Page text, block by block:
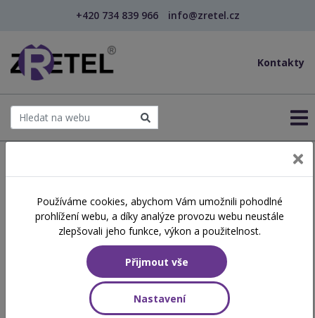
+420 734 839 966 info@zretel.cz
Kontakty
šablony
Jak na rozvoj výtvarných
dovedností dětí
předškolního věku?
(webinář)
Používáme cookies, abychom Vám umožnili pohodlné
prohlížení webu, a díky analýze provozu webu neustále
zlepšovali jeho funkce, výkon a použitelnost.
Přijmout vše
Nastavení